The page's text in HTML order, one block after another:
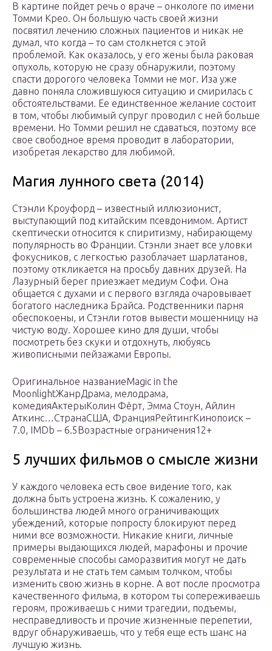
В картине пойдет речь о враче – онкологе по имени
Томми Крео. Он большую часть своей жизни
посвятил лечению сложных пациентов и никак не
думал, что когда – то сам столкнется с этой
проблемой. Как оказалось, у его жены была раковая
опухоль, которую не сразу обнаружили, поэтому
спасти дорогого человека Томми не мог. Иза уже
давно поняла сложившуюся ситуацию и смирилась с
обстоятельствами. Ее единственное желание состоит
в том, чтобы любимый супруг проводил с ней больше
времени. Но Томми решил не сдаваться, поэтому все
свое свободное время проводит в лаборатории,
изобретая лекарство для любимой.
Магия лунного света (2014)
Стэнли Кроуфорд – известный иллюзионист,
выступающий под китайским псевдонимом. Артист
скептически относится к спиритизму, набирающему
популярность во Франции. Стэнли знает все уловки
фокусников, с легкостью разоблачает шарлатанов,
поэтому откликается на просьбу давних друзей. На
Лазурный берег приезжает медиум Софи. Она
общается с духами и с первого взгляда очаровывает
богатого наследника Брайса. Родственники парня
обеспокоены, и Стэнли готов вывести мошенницу на
чистую воду. Хорошее кино для души, чтобы
посмотреть без скуки и отдохнуть, любуясь
живописными пейзажами Европы.
Оригинальное названиеMagic in the
MoonlightЖанрДрама, мелодрама,
комедияАктерыКолин Фёрт, Эмма Стоун, Айлин
Аткинс…СтранаСША, ФранцияРейтингКинопоиск –
7.0, IMDb – 6.5Возрастные ограничения12+
5 лучших фильмов о смысле жизни
У каждого человека есть свое видение того, как
должна быть устроена жизнь. К сожалению, у
большинства людей много ограничивающих
убеждений, которые попросту блокируют перед
ними все возможности. Никакие книги, личные
примеры выдающихся людей, марафоны и прочие
современные способы саморазвития могут не дать
результата и не стать тем самым толчком, чтобы
изменить свою жизнь в корне. А вот после просмотра
качественного фильма, в котором ты сопереживаешь
героям, проживаешь с ними трагедии, подъемы,
несправедливость и прочие жизненные перепетии,
вдруг обнаруживаешь, что у тебя еще есть шанс на
лучшую жизнь.